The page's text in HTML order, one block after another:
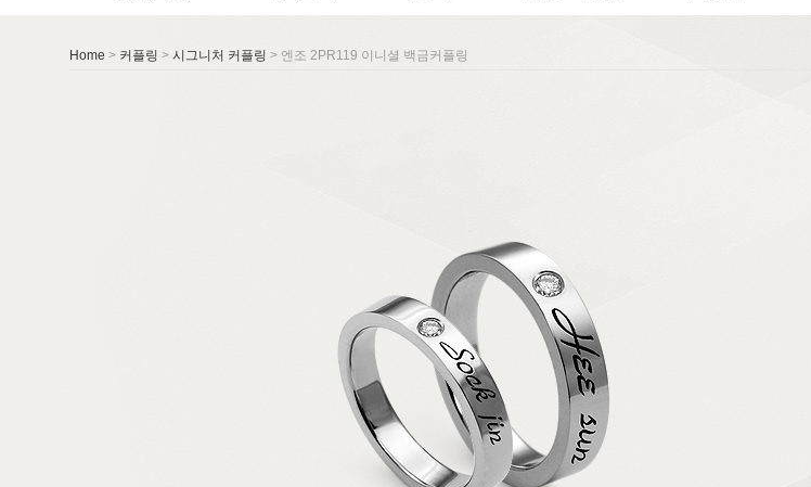
Home > 커플링 > 시그니처 커플링 > 엔조 2PR119 이니셜 백금커플링